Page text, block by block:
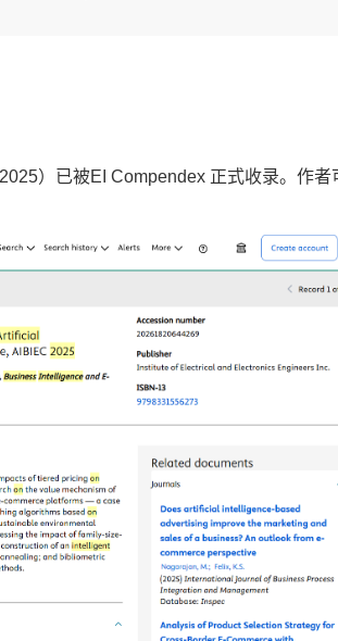
）已被EI Compendex 正式收录。作者